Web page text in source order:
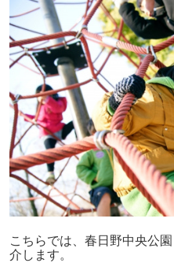
こちらでは、春日野中央公
介します。